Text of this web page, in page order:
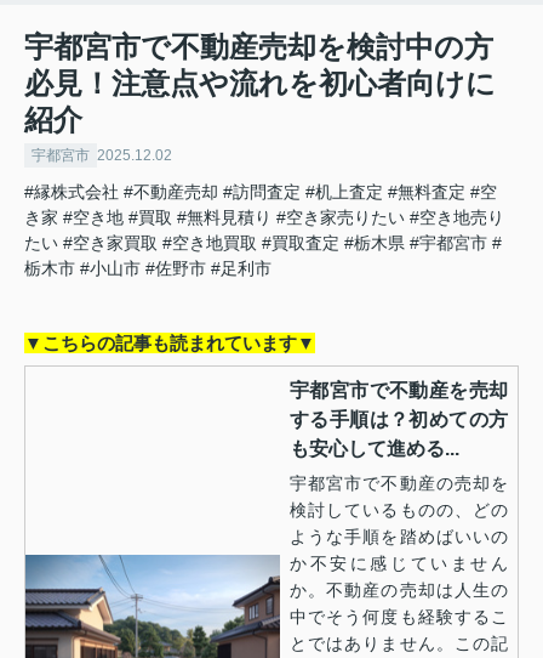
宇都宮市で不動産売却を検討中の方
必見！注意点や流れを初心者向けに
紹介
宇都宮市 2025.12.02
#縁株式会社 #不動産売却 #訪問査定 #机上査定 #無料査定 #空
き家 #空き地 #買取 #無料見積り #空き家売りたい #空き地売り
たい #空き家買取 #空き地買取 #買取査定 #栃木県 #宇都宮市 #
栃木市 #小山市 #佐野市 #足利市
▼こちらの記事も読まれています▼
宇都宮市で不動産を売却
する手順は？初めての方
も安心して進める...
宇都宮市で不動産の売却を
検討しているものの、どの
ような手順を踏めばいいの
か不安に感じていません
か。不動産の売却は人生の
中でそう何度も経験するこ
とではありません。この記